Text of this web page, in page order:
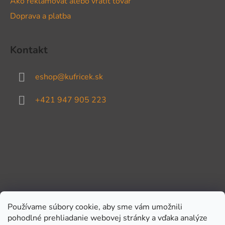
Používame súbory cookie, aby sme vám umožnili
pohodlné prehliadanie webovej stránky a vďaka analýze
Doprava a platba
Kontakt
eshop@kufricek.sk
+421 947 905 223